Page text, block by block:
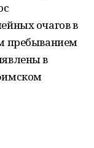
очагов в
пребыванием
в